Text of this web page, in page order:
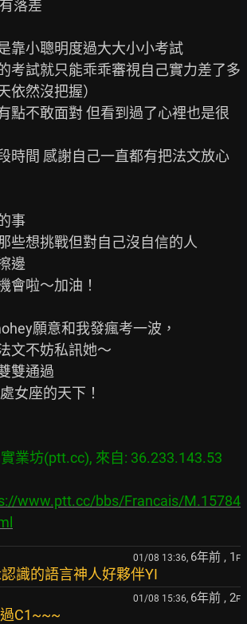
落差
靠小聰明度過大大小小考試
考試就只能乖乖審視自己實力差了多
依然沒把握）
點不敢面對 但看到過了心裡也是很
時間 感謝自己一直都有把法文放心
事
些想挑戰但對自己沒自信的人
邊
會啦～加油！
願意和我發瘋考一波，
文不妨私訊她～
雙通過
女座的天下！
業坊(ptt.cc), 來自: 36.233.143.53
www.ptt.cc/bbs/Francais/M.15784
01/08 13:36, 6年前 , 1 F
識的語言神人好夥伴YI
01/08 15:36, 6年前 , 2F
C1~~~